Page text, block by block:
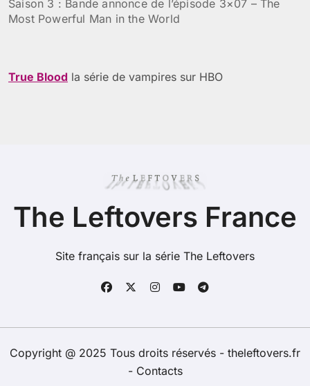
Saison 3 : Bande annonce de l’épisode 3×07 – The
Most Powerful Man in the World
True Blood la série de vampires sur HBO
The Leftovers France
Site français sur la série The Leftovers
Copyright @ 2025 Tous droits réservés - theleftovers.fr
- Contacts